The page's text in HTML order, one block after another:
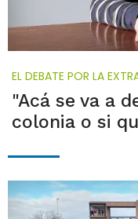
EL DEBATE POR LA
"Acá se va a
colonia o si